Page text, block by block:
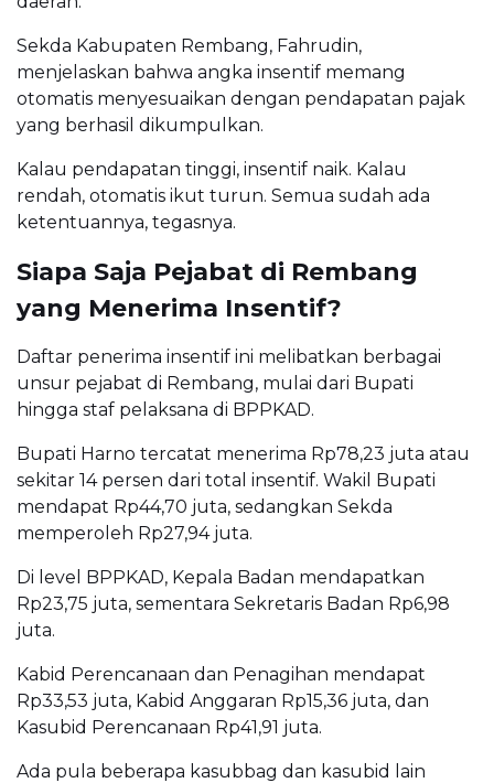
Sekda Kabupaten Rembang, Fahrudin,
menjelaskan bahwa angka insentif memang
otomatis menyesuaikan dengan pendapatan pajak
yang berhasil dikumpulkan.
Kalau pendapatan tinggi, insentif naik. Kalau
rendah, otomatis ikut turun. Semua sudah ada
ketentuannya, tegasnya.
Siapa Saja Pejabat di Rembang
yang Menerima Insentif?
Daftar penerima insentif ini melibatkan berbagai
unsur pejabat di Rembang, mulai dari Bupati
hingga staf pelaksana di BPPKAD.
Bupati Harno tercatat menerima Rp78,23 juta atau
sekitar 14 persen dari total insentif. Wakil Bupati
mendapat Rp44,70 juta, sedangkan Sekda
memperoleh Rp27,94 juta.
Di level BPPKAD, Kepala Badan mendapatkan
Rp23,75 juta, sementara Sekretaris Badan Rp6,98
juta.
Kabid Perencanaan dan Penagihan mendapat
Rp33,53 juta, Kabid Anggaran Rp15,36 juta, dan
Kasubid Perencanaan Rp41,91 juta.
Ada pula beberapa kasubbag dan kasubid lain